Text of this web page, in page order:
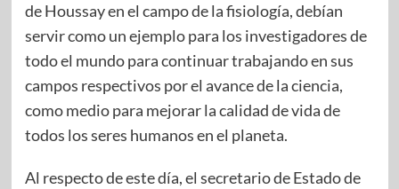
de Houssay en el campo de la fisiología, debían
servir como un ejemplo para los investigadores de
todo el mundo para continuar trabajando en sus
campos respectivos por el avance de la ciencia,
como medio para mejorar la calidad de vida de
todos los seres humanos en el planeta.
Al respecto de este día, el secretario de Estado de